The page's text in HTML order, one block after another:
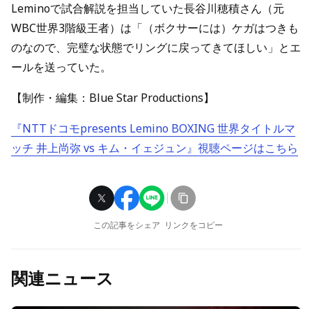
Leminoで試合解説を担当していた長谷川穂積さん（元
WBC世界3階級王者）は「（ボクサーには）ケガはつきも
のなので、完璧な状態でリングに戻ってきてほしい」とエ
ールを送っていた。
【制作・編集：Blue Star Productions】
『NTTドコモpresents Lemino BOXING 世界タイトルマ
ッチ 井上尚弥 vs キム・イェジュン』視聴ページはこちら
この記事をシェア リンクをコピー
関連ニュース